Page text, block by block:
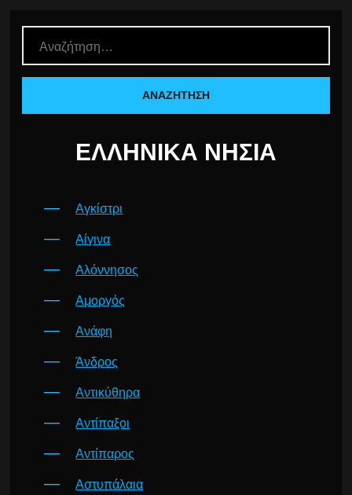
ΕΛΛΗΝΙΚΆ ΝΗΣΙΆ
Αγκίστρι
Αίγινα
Αλόννησος
Αμοργός
Ανάφη
Άνδρος
Αντικύθηρα
Αντίπαξοι
Αντίπαρος
Αστυπάλαια